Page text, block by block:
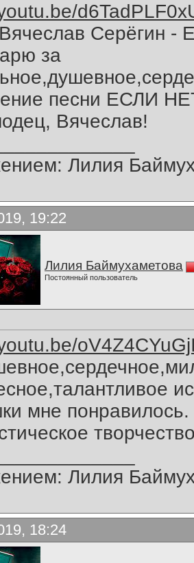
Серёгин -
за
песни ЕСЛИ
Вячеслав!
Лилия
19:22
Лилия Баймухаметова
Постоянный пользователь
мне
Лилия
18:24